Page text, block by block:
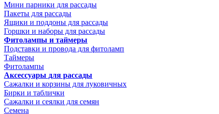
Мини парники для рассады
Пакеты для рассады
Ящики и поддоны для рассады
Горшки и наборы для рассады
Фитолампы и таймеры
Подставки и провода для фитоламп
Таймеры
Фитолампы
Аксессуары для рассады
Сажалки и корзины для луковичных
Бирки и таблички
Сажалки и сеялки для семян
Семена